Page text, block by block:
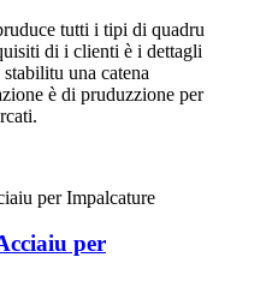
tutti i tipi di quadru
di i clienti è i dettagli
una catena
è di pruduzzione per
per